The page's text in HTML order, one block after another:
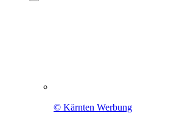
© Kärnten Werbung